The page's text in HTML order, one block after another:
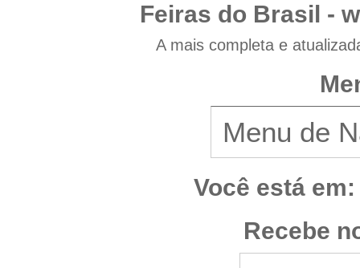
Feiras do Brasil -
A mais completa e
Você está em:
Recebe